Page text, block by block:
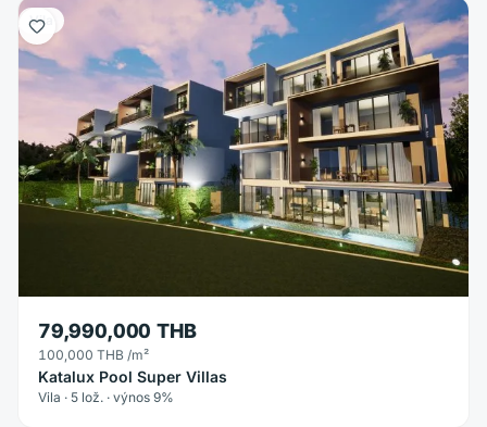
Vila
79,990,000 THB
100,000 THB /m²
Katalux Pool Super Villas
Vila · 5 lož. · výnos 9%